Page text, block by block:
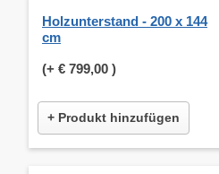
Holzunterstand - 200 x 144
cm
(+ € 799,00 )
+ Produkt hinzufügen